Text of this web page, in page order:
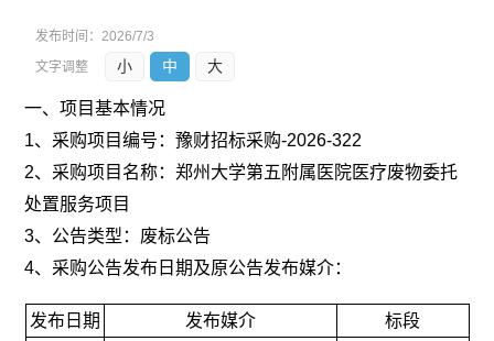
发布时间：2026/7/3
文字调整
小 中 大
一、项目基本情况
1、采购项目编号：豫财招标采购-2026-322
2、采购项目名称：郑州大学第五附属医院医疗废物委托
处置服务项目
3、公告类型：废标公告
4、采购公告发布日期及原公告发布媒介：
发布日期 发布媒介
标段